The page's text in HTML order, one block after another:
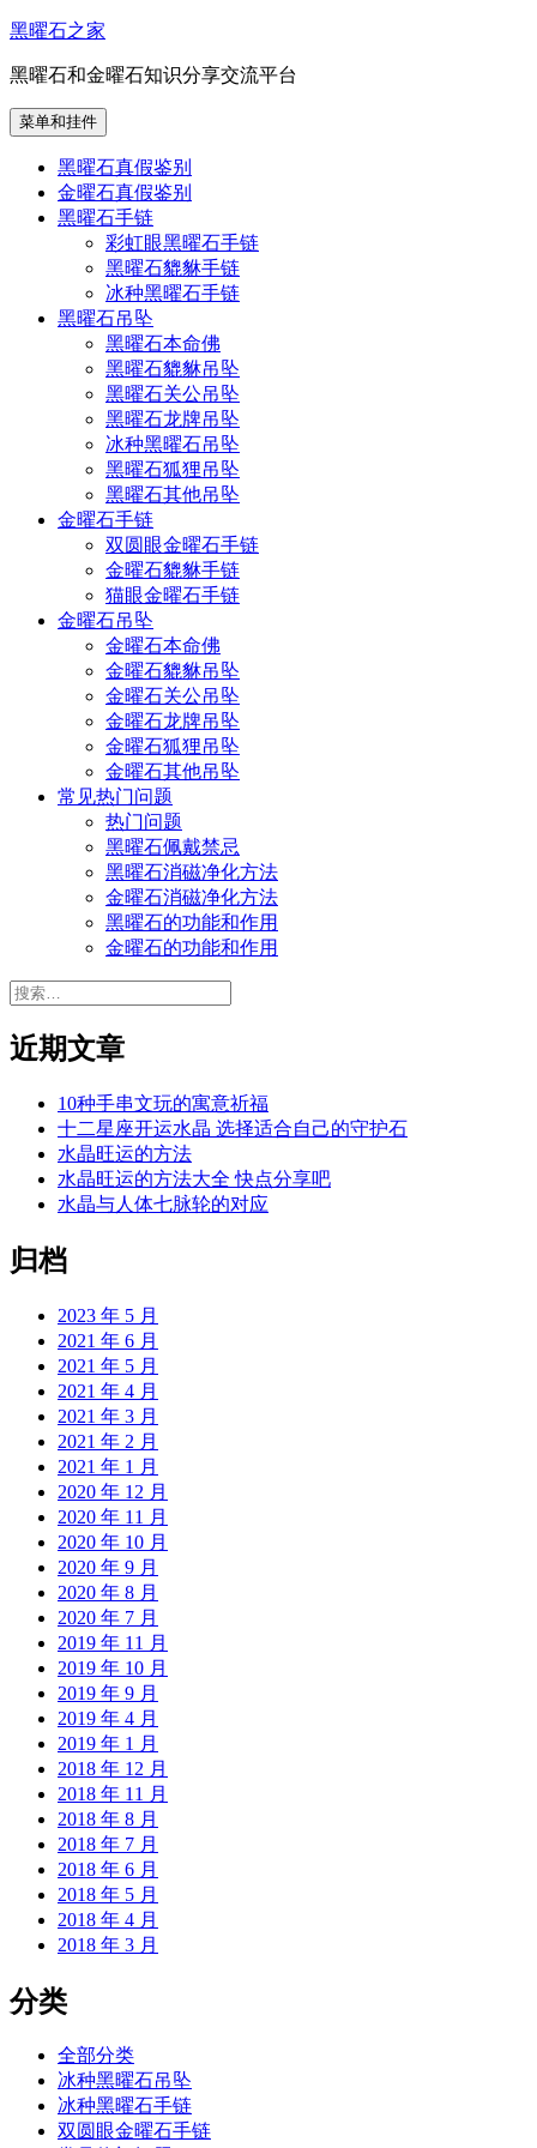
跳
内
容
黑曜石之家
黑曜石和金曜石知识分享交流平台
菜单和挂件
黑曜石真假鉴别
金曜石真假鉴别
黑曜石手链
彩虹眼黑曜石手链
黑曜石貔貅手链
冰种黑曜石手链
黑曜石吊坠
黑曜石本命佛
黑曜石貔貅吊坠
黑曜石关公吊坠
黑曜石龙牌吊坠
冰种黑曜石吊坠
黑曜石狐狸吊坠
黑曜石其他吊坠
金曜石手链
双圆眼金曜石手链
金曜石貔貅手链
猫眼金曜石手链
金曜石吊坠
金曜石本命佛
金曜石貔貅吊坠
金曜石关公吊坠
金曜石龙牌吊坠
金曜石狐狸吊坠
金曜石其他吊坠
常见热门问题
热门问题
黑曜石佩戴禁忌
黑曜石消磁净化方法
金曜石消磁净化方法
黑曜石的功能和作用
金曜石的功能和作用
搜
近期文章
10种手串文玩的寓意祈福
十二星座开运水晶 选择适合自己的守护石
水晶旺运的方法
水晶旺运的方法大全 快点分享吧
水晶与人体七脉轮的对应
归档
2023 年 5 月
2021 年 6 月
2021 年 5 月
2021 年 4 月
2021 年 3 月
2021 年 2 月
2021 年 1 月
2020 年 12 月
2020 年 11 月
2020 年 10 月
2020 年 9 月
2020 年 8 月
2020 年 7 月
2019 年 11 月
2019 年 10 月
2019 年 9 月
2019 年 4 月
2019 年 1 月
2018 年 12 月
2018 年 11 月
2018 年 8 月
2018 年 7 月
2018 年 6 月
2018 年 5 月
2018 年 4 月
2018 年 3 月
分类
全部分类
冰种黑曜石吊坠
冰种黑曜石手链
双圆眼金曜石手链